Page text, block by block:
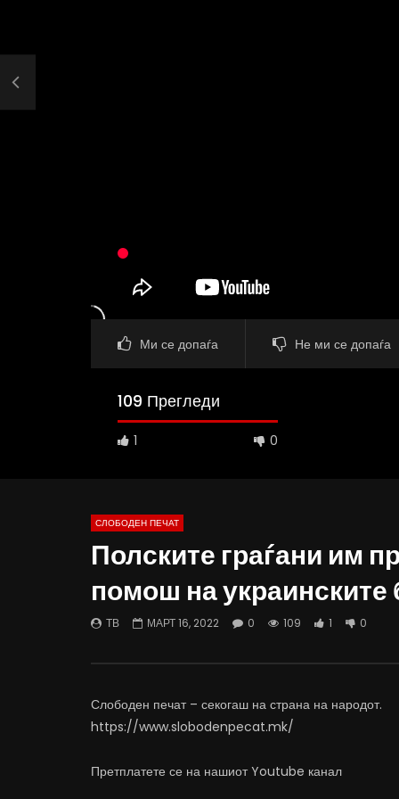
Ми се допаѓа Не ми се допаѓа
109 Прегледи
1 0
10:25
Вести на „Слободен Печат“
06.08.2026
12:51
Протест
СЛОБОДЕН ПЕЧАТ
Полските граѓани им
помош на украинските
ТВ МАРТ 16, 2022 0 109 1 0
Слободен печат – секогаш на страна на народот.
https://www.slobodenpecat.mk/
Претплатете се на нашиот Youtube канал